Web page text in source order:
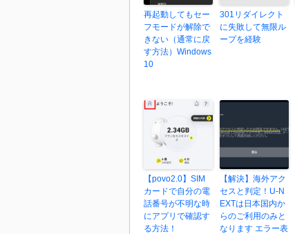
再起動してもセー
フモードが解除で
きない（通常に戻
す方法）Windows
10
301リダイレクト
に失敗して無限ル
ープを経験
【povo2.0】SIM
カードで自分の電
話番号が不明な時
にアプリで確認す
る方法！
【解決】海外アク
セスと判定！U-N
EXTは日本国内か
らのご利用のみと
なります エラー表